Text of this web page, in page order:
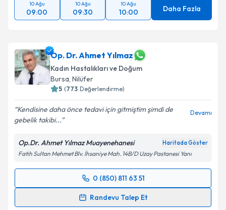
10 Ağu
09:00
10 Ağu
09:30
10 Ağu
10:00 Daha Fazla
Op. Dr. Ahmet Yılmaz
Kadın Hastalıkları ve Doğum
Bursa, Nilüfer
5 (773 Değerlendirme)
Kendisine daha önce tedavi için gitmiştim şimdi de
gebelik takibi...
Devamı
Op.Dr. Ahmet Yılmaz Muayenehanesi Haritada Göster
Fatih Sultan Mehmet Blv. İhsaniye Mah. 14B/D Uzay Pastanesi Yanı
0 (850) 811 63 51
Randevu Talep Et
Randevu Takvimi Talebi